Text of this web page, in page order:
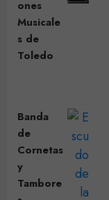
ones
Musicale
s de
Toledo
Banda
de
Cornetas
y
Tambore